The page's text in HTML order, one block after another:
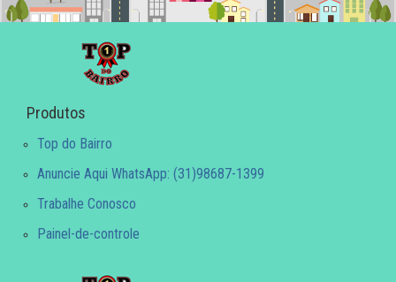
Produtos
Top do Bairro
Anuncie Aqui WhatsApp: (31)98687-1399
Trabalhe Conosco
Painel-de-controle